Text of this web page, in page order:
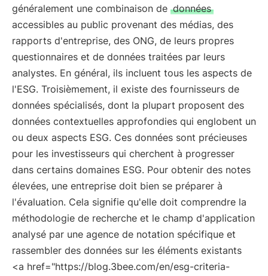
généralement une combinaison de données
accessibles au public provenant des médias, des
rapports d'entreprise, des ONG, de leurs propres
questionnaires et de données traitées par leurs
analystes. En général, ils incluent tous les aspects de
l'ESG. Troisièmement, il existe des fournisseurs de
données spécialisés, dont la plupart proposent des
données contextuelles approfondies qui englobent un
ou deux aspects ESG. Ces données sont précieuses
pour les investisseurs qui cherchent à progresser
dans certains domaines ESG. Pour obtenir des notes
élevées, une entreprise doit bien se préparer à
l'évaluation. Cela signifie qu'elle doit comprendre la
méthodologie de recherche et le champ d'application
analysé par une agence de notation spécifique et
rassembler des données sur les éléments existants
<a href="https://blog.3bee.com/en/esg-criteria-